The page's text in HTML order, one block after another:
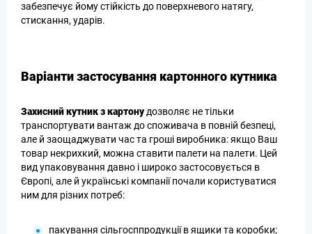
забезпечує йому стійкість до поверхневого натягу,
стискання, ударів.
Варіанти застосування картонного кутника
Захисний кутник з картонудозволяє не тільки
транспортувати вантаж до споживача в повній безпеці,
але й заощаджувати час та гроші виробника: якщо Ваш
товар некрихкий, можна ставити палети на палети. Цей
вид упаковування давно і широко застосовується в
Європі, але й українські компанії почали користуватися
ним для різних потреб:
пакування сільгосппродукції в ящики та коробки;